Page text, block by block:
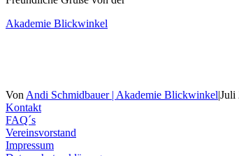
Akademie Blickwinkel
Von Andi Schmidbauer | Akademie Blickwinkel|Juli
Kontakt
FAQ´s
Vereinsvorstand
Impressum